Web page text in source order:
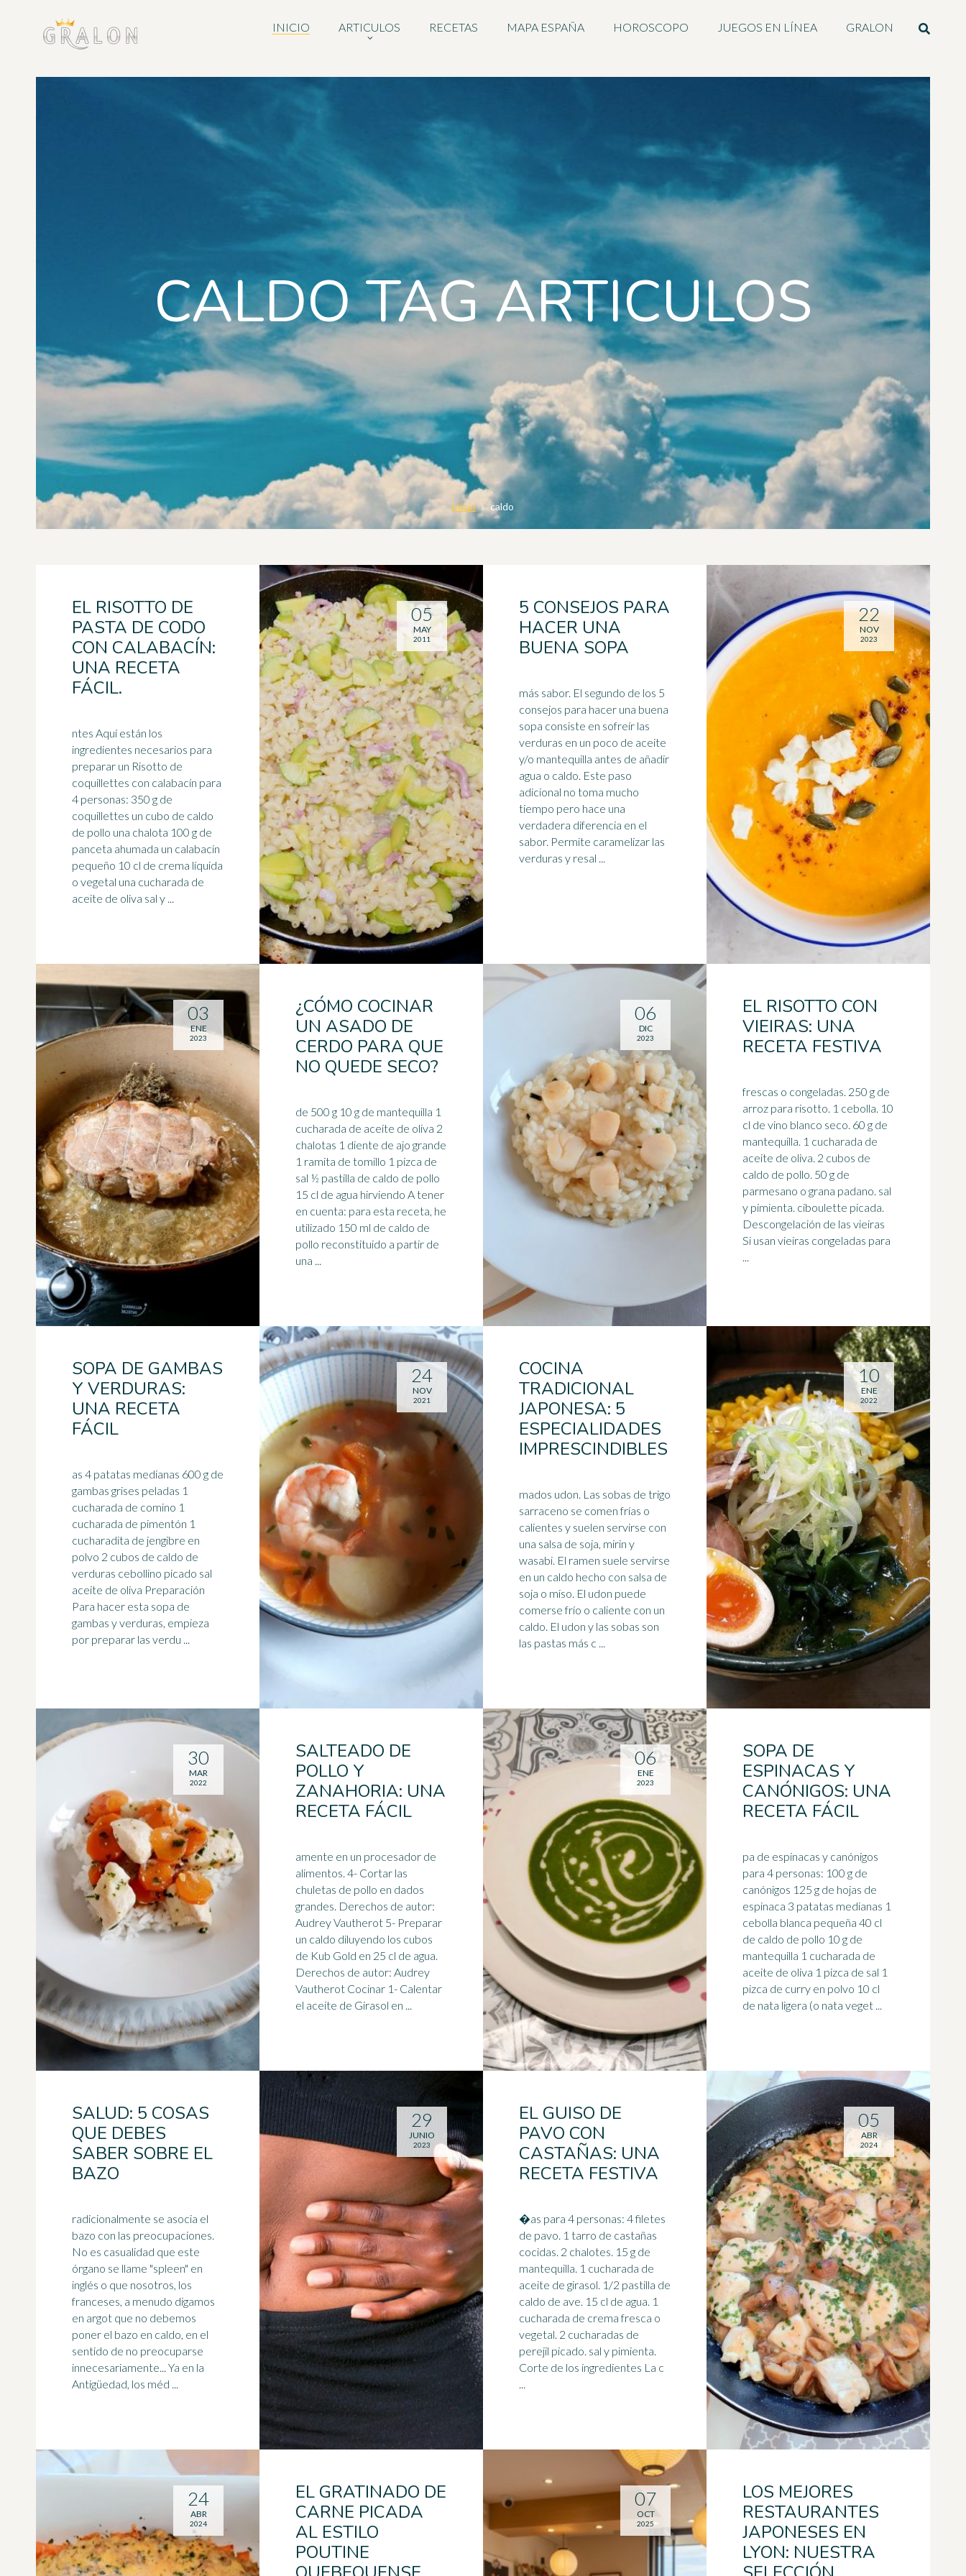
INICIO ARTICULOS RECETAS MAPA ESPAÑA HOROSCOPO JUEGOS EN LÍNEA GRALON
CALDO TAG ARTICULOS
Inicio caldo
EL RISOTTO DE
PASTA DE CODO
CON CALABACÍN:
UNA RECETA
FÁCIL.
ntes Aquí están los
ingredientes necesarios para
preparar un Risotto de
coquillettes con calabacín para
4 personas: 350 g de
coquillettes un cubo de caldo
de pollo una chalota 100 g de
panceta ahumada un calabacín
pequeño 10 cl de crema líquida
o vegetal una cucharada de
aceite de oliva sal y ...
05
MAY
2011
5 CONSEJOS PARA
HACER UNA
BUENA SOPA
más sabor. El segundo de los 5
consejos para hacer una buena
sopa consiste en sofreír las
verduras en un poco de aceite
y/o mantequilla antes de añadir
agua o caldo. Este paso
adicional no toma mucho
tiempo pero hace una
verdadera diferencia en el
sabor. Permite caramelizar las
verduras y resal ...
22
NOV
2023
¿CÓMO COCINAR
UN ASADO DE
CERDO PARA QUE
NO QUEDE SECO?
de 500 g 10 g de mantequilla 1
cucharada de aceite de oliva 2
chalotas 1 diente de ajo grande
1 ramita de tomillo 1 pizca de
sal ½ pastilla de caldo de pollo
15 cl de agua hirviendo A tener
en cuenta: para esta receta, he
utilizado 150 ml de caldo de
pollo reconstituido a partir de
una ...
03
ENE
2023
EL RISOTTO CON
VIEIRAS: UNA
RECETA FESTIVA
frescas o congeladas. 250 g de
arroz para risotto. 1 cebolla. 10
cl de vino blanco seco. 60 g de
mantequilla. 1 cucharada de
aceite de oliva. 2 cubos de
caldo de pollo. 50 g de
parmesano o grana padano. sal
y pimienta. ciboulette picada.
Descongelación de las vieiras
Si usan vieiras congeladas para
...
06
DIC
2023
SOPA DE GAMBAS
Y VERDURAS:
UNA RECETA
FÁCIL
as 4 patatas medianas 600 g de
gambas grises peladas 1
cucharada de comino 1
cucharada de pimentón 1
cucharadita de jengibre en
polvo 2 cubos de caldo de
verduras cebollino picado sal
aceite de oliva Preparación
Para hacer esta sopa de
gambas y verduras, empieza
por preparar las verdu ...
24
NOV
2021
COCINA
TRADICIONAL
JAPONESA: 5
ESPECIALIDADES
IMPRESCINDIBLES
mados udon. Las sobas de trigo
sarraceno se comen frías o
calientes y suelen servirse con
una salsa de soja, mirin y
wasabi. El ramen suele servirse
en un caldo hecho con salsa de
soja o miso. El udon puede
comerse frío o caliente con un
caldo. El udon y las sobas son
las pastas más c ...
10
ENE
2022
SALTEADO DE
POLLO Y
ZANAHORIA: UNA
RECETA FÁCIL
amente en un procesador de
alimentos. 4- Cortar las
chuletas de pollo en dados
grandes. Derechos de autor:
Audrey Vautherot 5- Preparar
un caldo diluyendo los cubos
de Kub Gold en 25 cl de agua.
Derechos de autor: Audrey
Vautherot Cocinar 1- Calentar
el aceite de Girasol en ...
30
MAR
2022
SOPA DE
ESPINACAS Y
CANÓNIGOS: UNA
RECETA FÁCIL
pa de espinacas y canónigos
para 4 personas: 100 g de
canónigos 125 g de hojas de
espinaca 3 patatas medianas 1
cebolla blanca pequeña 40 cl
de caldo de pollo 10 g de
mantequilla 1 cucharada de
aceite de oliva 1 pizca de sal 1
pizca de curry en polvo 10 cl
de nata ligera (o nata veget ...
06
ENE
2023
SALUD: 5 COSAS
QUE DEBES
SABER SOBRE EL
BAZO
radicionalmente se asocia el
bazo con las preocupaciones.
No es casualidad que este
órgano se llame "spleen" en
inglés o que nosotros, los
franceses, a menudo digamos
en argot que no debemos
poner el bazo en caldo, en el
sentido de no preocuparse
innecesariamente... Ya en la
Antigüedad, los méd ...
29
JUNIO
2023
EL GUISO DE
PAVO CON
CASTAÑAS: UNA
RECETA FESTIVA
�as para 4 personas: 4 filetes
de pavo. 1 tarro de castañas
cocidas. 2 chalotes. 15 g de
mantequilla. 1 cucharada de
aceite de girasol. 1/2 pastilla de
caldo de ave. 15 cl de agua. 1
cucharada de crema fresca o
vegetal. 2 cucharadas de
perejil picado. sal y pimienta.
Corte de los ingredientes La c
...
05
ABR
2024
EL GRATINADO DE
CARNE PICADA
AL ESTILO
POUTINE
24
ABR
2024
LOS MEJORES
RESTAURANTES
JAPONESES EN
LYON: NUESTRA
07
OCT
2025